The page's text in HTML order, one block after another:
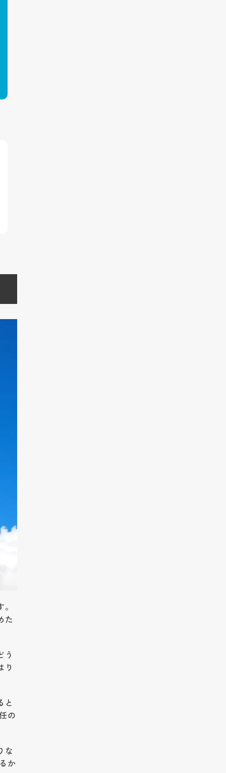
た
う
り
と
の
な
か